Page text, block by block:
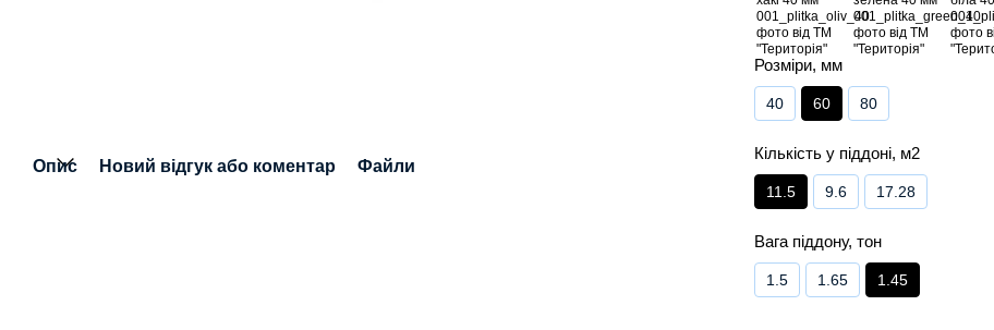
Опис Новий відгук або коментар Файли
Розміри, мм
40 60 80
Кількість у піддоні, м2
11.5 9.6 17.28
Вага піддону, тон
1.5 1.65 1.45